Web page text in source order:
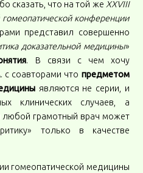
сказать, что на той же XXVIII
конференции
представил совершенно
доказательной медицины»
. В связи с чем хочу
с соавторами что предметом
являются не серии, и
клинических случаев, а
любой грамотный врач может
только в качестве
гомеопатической медицины